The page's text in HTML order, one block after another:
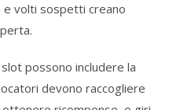
e volti sospetti creano
possono includere la
devono raccogliere